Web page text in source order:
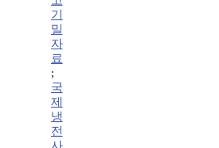
기
밀
자
료
;
국
제
냉
전